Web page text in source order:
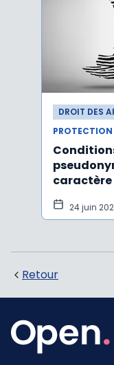
DROIT DES
caractère
24 juin
Retour